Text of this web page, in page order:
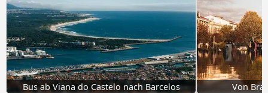
Bus ab Viana do Castelo nach Barcelos Von